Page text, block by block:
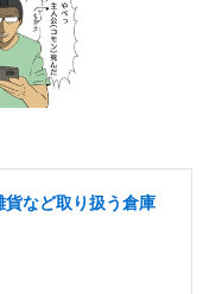
など取り扱う倉庫